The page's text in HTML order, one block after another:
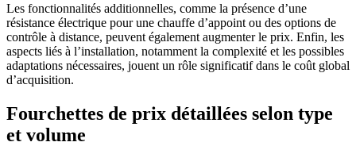
Les fonctionnalités additionnelles, comme la présence d’une
résistance électrique pour une chauffe d’appoint ou des options de
contrôle à distance, peuvent également augmenter le prix. Enfin, les
aspects liés à l’installation, notamment la complexité et les possibles
adaptations nécessaires, jouent un rôle significatif dans le coût global
d’acquisition.
Fourchettes de prix détaillées selon type
et volume